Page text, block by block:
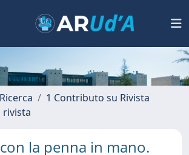
1 Contributo su Rivista
rivista
la penna in mano.